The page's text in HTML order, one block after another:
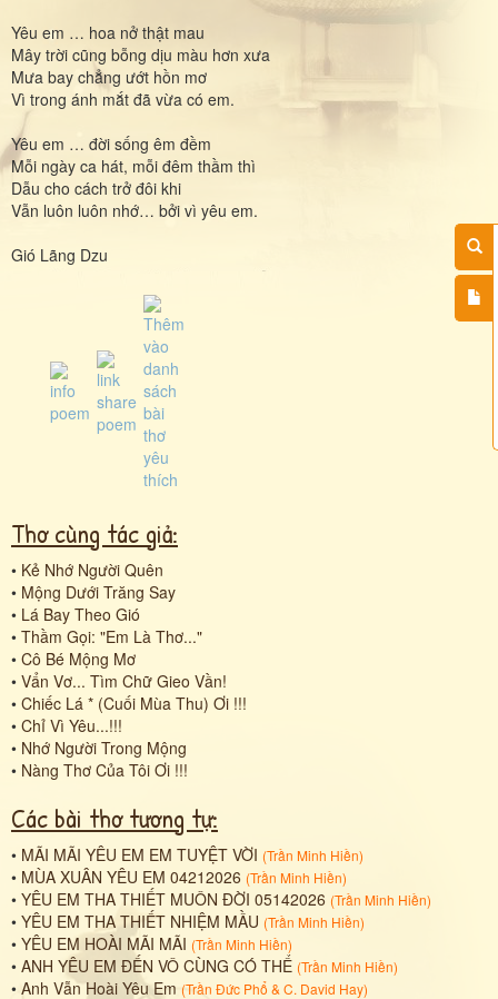
Yêu em … hoa nở thật mau
Mây trời cũng bỗng dịu màu hơn xưa
Mưa bay chẳng ướt hồn mơ
Vì trong ánh mắt đã vừa có em.
Yêu em … đời sống êm đềm
Mỗi ngày ca hát, mỗi đêm thầm thì
Dẫu cho cách trở đôi khi
Vẫn luôn luôn nhớ… bởi vì yêu em.
Gió Lãng Dzu
Thơ cùng tác giả:
• Kẻ Nhớ Người Quên
• Mộng Dưới Trăng Say
• Lá Bay Theo Gió
• Thầm Gọi: "Em Là Thơ..."
• Cô Bé Mộng Mơ
• Vẩn Vơ... Tìm Chữ Gieo Vần!
• Chiếc Lá * (Cuối Mùa Thu) Ơi !!!
• Chỉ Vì Yêu...!!!
• Nhớ Người Trong Mộng
• Nàng Thơ Của Tôi Ơi !!!
Các bài thơ tương tự:
• MÃI MÃI YÊU EM EM TUYỆT VỜI (Trần Minh Hiền)
• MÙA XUÂN YÊU EM 04212026 (Trần Minh Hiền)
• YÊU EM THA THIẾT MUÔN ĐỜI 05142026 (Trần Minh Hiền)
• YÊU EM THA THIẾT NHIỆM MẦU (Trần Minh Hiền)
• YÊU EM HOÀI MÃI MÃI (Trần Minh Hiền)
• ANH YÊU EM ĐẾN VÔ CÙNG CÓ THỂ (Trần Minh Hiền)
• Anh Vẫn Hoài Yêu Em (Trần Đức Phổ & C. David Hay)